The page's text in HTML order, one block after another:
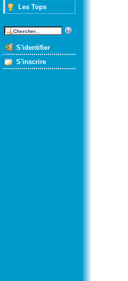
Les Tops
S'identifier
S'inscrire